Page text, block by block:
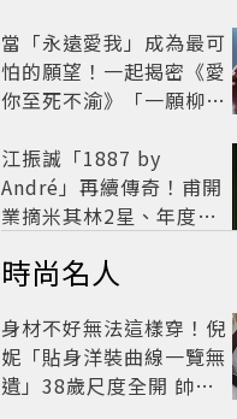
當「永遠愛我」成為最可
怕的願望！一起揭密《愛
你至死不渝》「一願柳」
路
江振誠「1887 by
André」再續傳奇！甫開
業摘米其林2星、年度開
時尚名人
身材不好無法這樣穿！倪
妮「貼身洋裝曲線一覽無
遺」38歲尺度全開 帥氣